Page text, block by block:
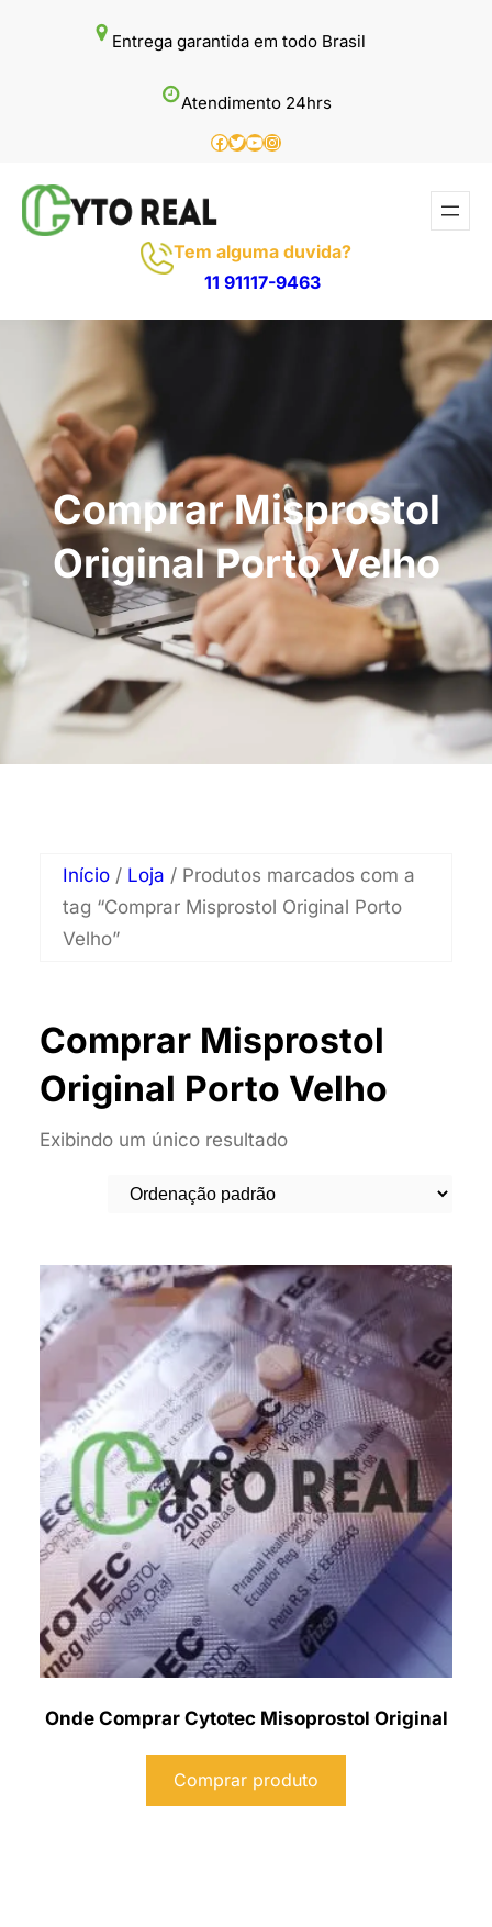
Entrega garantida em todo Brasil
Atendimento 24hrs
Facebook
Twitter
Youtube
Instagram
Tem alguma duvida?
11 91117-9463
Comprar Misprostol
Original Porto Velho
Início / Loja / Produtos marcados com a
tag “Comprar Misprostol Original Porto
Velho”
Comprar Misprostol
Original Porto Velho
Exibindo um único resultado
Onde Comprar Cytotec Misoprostol Original
Comprar produto